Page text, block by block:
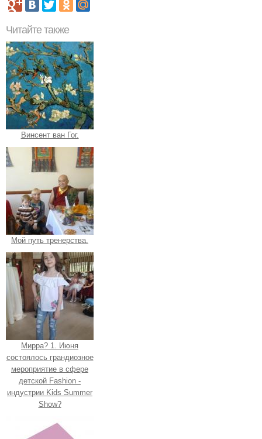
Читайте также
Винсент ван Гог.
Мой путь тренерства.
Мирра? 1. Июня
состоялось грандиозное
мероприятие в сфере
детской Fashion -
индустрии Kids Summer
Show?